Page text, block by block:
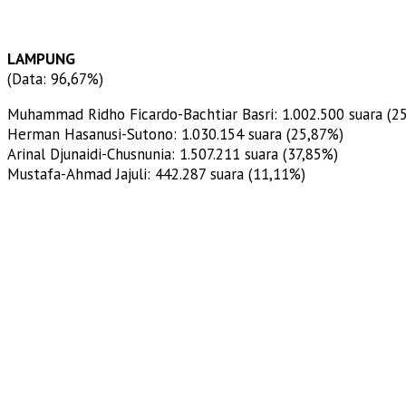
LAMPUNG
(Data: 96,67%)
Muhammad Ridho Ficardo-Bachtiar Basri: 1.002.500 suara
Herman Hasanusi-Sutono: 1.030.154 suara (25,87%)
Arinal Djunaidi-Chusnunia: 1.507.211 suara (37,85%)
Mustafa-Ahmad Jajuli: 442.287 suara (11,11%)